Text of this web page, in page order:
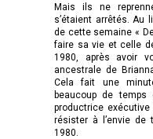
Mais ils ne
s’étaient arrêtés. Au
de cette semaine «
faire sa vie et celle
1980, après avoir
ancestrale de
Cela fait une
beaucoup de
productrice
résister à l’envie de
1980.